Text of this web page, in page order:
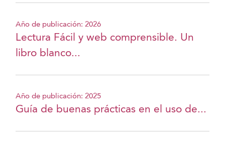
Año de publicación: 2026
Lectura Fácil y web comprensible. Un
libro blanco...
Año de publicación: 2025
Guía de buenas prácticas en el uso de...